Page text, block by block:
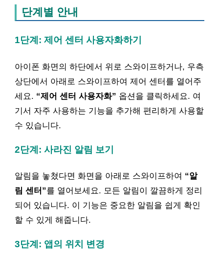
단계별 안내
1단계: 제어 센터 사용자화하기
아이폰 화면의 하단에서 위로 스와이프하거나, 우측
상단에서 아래로 스와이프하여 제어 센터를 열어주
세요. “제어 센터 사용자화” 옵션을 클릭하세요. 여
기서 자주 사용하는 기능을 추가해 편리하게 사용할
수 있습니다.
2단계: 사라진 알림 보기
알림을 놓쳤다면 화면을 아래로 스와이프하여 “알
림 센터”를 열어보세요. 모든 알림이 깔끔하게 정리
되어 있습니다. 이 기능은 중요한 알림을 쉽게 확인
할 수 있게 해줍니다.
3단계: 앱의 위치 변경